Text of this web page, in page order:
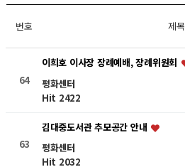
번호 제목
64
이희호 이사장 장례예배, 장례위원회
평화센터
Hit 2422
63
김대중도서관 추모공간 안내
평화센터
Hit 2032